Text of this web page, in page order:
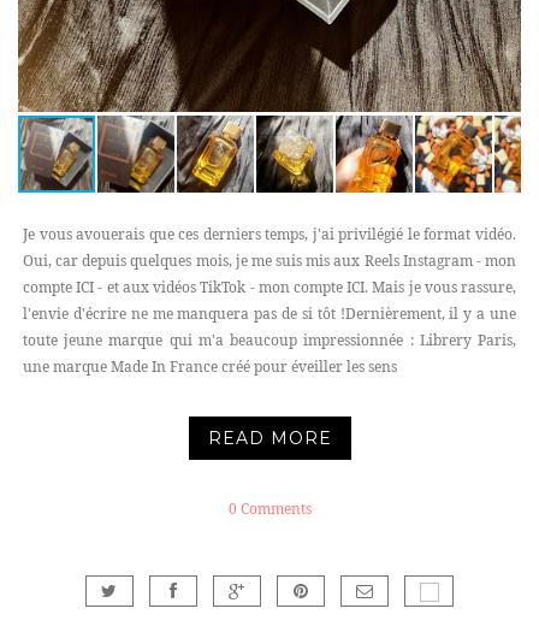
Je vous avouerais que ces derniers temps, j'ai privilégié le format vidéo.
Oui, car depuis quelques mois, je me suis mis aux Reels Instagram - mon
compte ICI - et aux vidéos TikTok - mon compte ICI. Mais je vous rassure,
l'envie d'écrire ne me manquera pas de si tôt !Dernièrement, il y a une
toute jeune marque qui m'a beaucoup impressionnée : Librery Paris,
une marque Made In France créé pour éveiller les sens
READ MORE
0 Comments